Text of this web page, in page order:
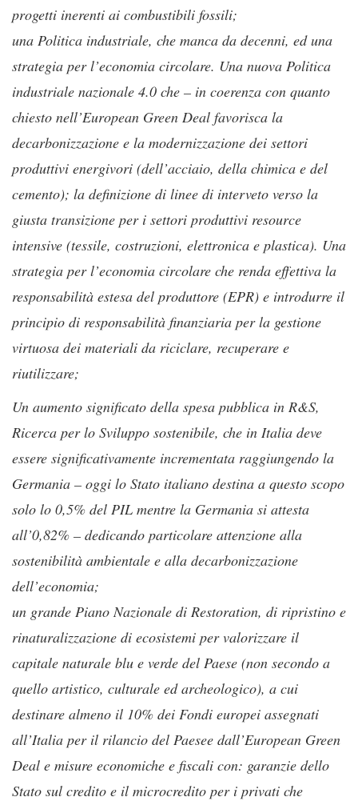
progetti inerenti ai combustibili fossili;
una Politica industriale, che manca da decenni, ed una
strategia per l’economia circolare. Una nuova Politica
industriale nazionale 4.0 che – in coerenza con quanto
chiesto nell’European Green Deal favorisca la
decarbonizzazione e la modernizzazione dei settori
produttivi energivori (dell’acciaio, della chimica e del
cemento); la definizione di linee di interveto verso la
giusta transizione per i settori produttivi resource
intensive (tessile, costruzioni, elettronica e plastica). Una
strategia per l’economia circolare che renda effettiva la
responsabilità estesa del produttore (EPR) e introdurre il
principio di responsabilità finanziaria per la gestione
virtuosa dei materiali da riciclare, recuperare e
riutilizzare;
Un aumento significato della spesa pubblica in R&S,
Ricerca per lo Sviluppo sostenibile, che in Italia deve
essere significativamente incrementata raggiungendo la
Germania – oggi lo Stato italiano destina a questo scopo
solo lo 0,5% del PIL mentre la Germania si attesta
all’0,82% – dedicando particolare attenzione alla
sostenibilità ambientale e alla decarbonizzazione
dell’economia;
un grande Piano Nazionale di Restoration, di ripristino e
rinaturalizzazione di ecosistemi per valorizzare il
capitale naturale blu e verde del Paese (non secondo a
quello artistico, culturale ed archeologico), a cui
destinare almeno il 10% dei Fondi europei assegnati
all’Italia per il rilancio del Paesee dall’European Green
Deal e misure economiche e fiscali con: garanzie dello
Stato sul credito e il microcredito per i privati che